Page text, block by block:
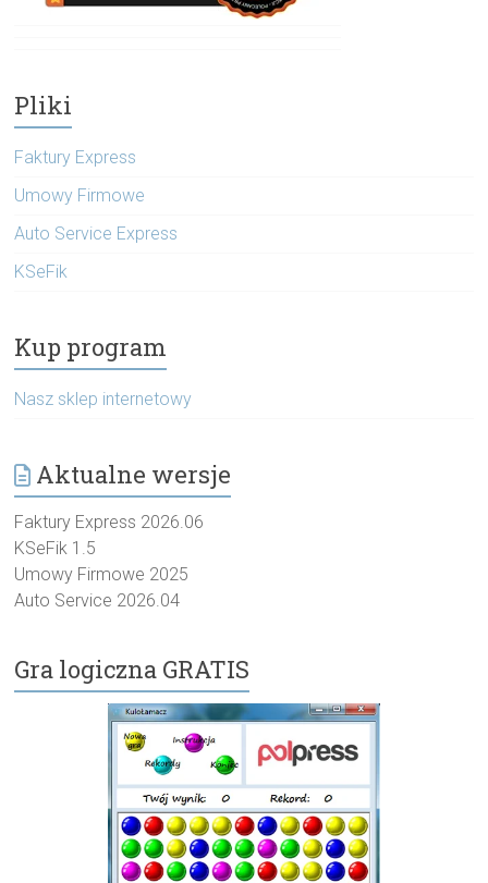
Pliki
Faktury Express
Umowy Firmowe
Auto Service Express
KSeFik
Kup program
Nasz sklep internetowy
Aktualne wersje
Faktury Express 2026.06
KSeFik 1.5
Umowy Firmowe 2025
Auto Service 2026.04
Gra logiczna GRATIS